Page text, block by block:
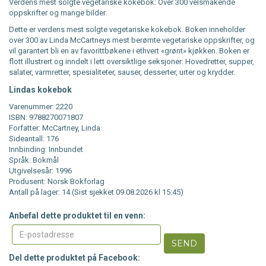
Verdens mest solgte vegetariske kokebok: Over 300 velsmakende
oppskrifter og mange bilder.
Dette er verdens mest solgte vegetariske kokebok. Boken inneholder
over 300 av Linda McCartneys mest berømte vegetariske oppskrifter, og
vil garantert bli en av favorittbøkene i ethvert «grønt» kjøkken. Boken er
flott illustrert og inndelt i lett oversiktlige seksjoner: Hovedretter, supper,
salater, varmretter, spesialiteter, sauser, desserter, urter og krydder.
Lindas kokebok
Varenummer: 2220
ISBN: 9788270071807
Forfatter: McCartney, Linda
Sideantall: 176
Innbinding: Innbundet
Språk: Bokmål
Utgivelsesår: 1996
Produsent: Norsk Bokforlag
Antall på lager: 14 (Sist sjekket 09.08.2026 kl 15:45)
Anbefal dette produktet til en venn:
SEND
Del dette produktet på Facebook: